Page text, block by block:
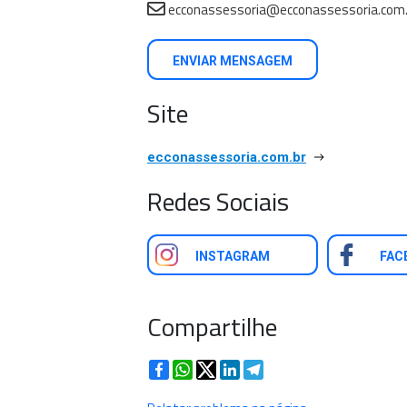
ENVIAR MENSAGEM
Site
ecconassessoria.com.br
Redes Sociais
INSTAGRAM
Compartilhe
FacebookWhatsApp
TwitterLinkedIn